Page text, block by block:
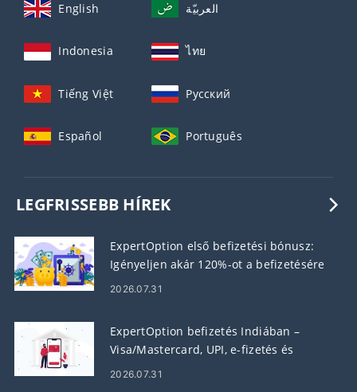
English العربيّة
Indonesia ไทย
Tiếng Việt Русский
Español Português
LEGFRISSEBB HÍREK
ExpertOption első befizetési bónusz:
Igényeljen akár 120%-ot a befizetésére
2026.07.31
ExpertOption befizetés Indiában –
Visa/Mastercard, UPI, e-fizetés és
kriptográfia
2026.07.31